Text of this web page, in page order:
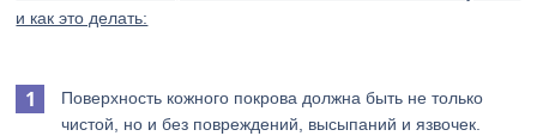
и как это делать:
Поверхность кожного покрова должна быть не только
чистой, но и без повреждений, высыпаний и язвочек.